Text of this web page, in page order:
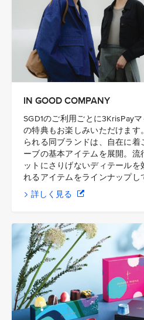
IN GOOD COMPANY
SGD1のご利用ごとに3KrisPay
の特典もお楽しみいただけます
られる同ブランドは、自在に着
ーブの基本アイテムを展開。
ットにさりげないディテールを
れるアイテムをラインナップし
詳しく見る